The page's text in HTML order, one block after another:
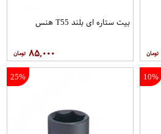
بیت ستاره ای بلند T55 هنس
۸۵,۰۰۰
10%
25%